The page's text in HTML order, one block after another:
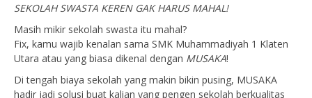
SEKOLAH SWASTA KEREN GAK HARUS MAHAL!
Masih mikir sekolah swasta itu mahal?
Fix, kamu wajib kenalan sama SMK Muhammadiyah 1 Klaten
Utara atau yang biasa dikenal dengan MUSAKA!
Di tengah biaya sekolah yang makin bikin pusing, MUSAKA
hadir jadi solusi buat kalian yang pengen sekolah berkualitas